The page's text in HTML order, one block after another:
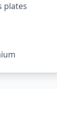
plates